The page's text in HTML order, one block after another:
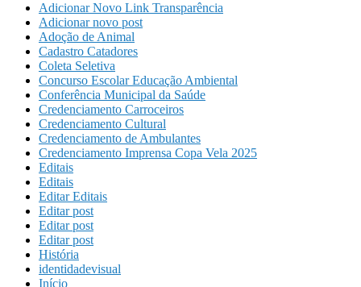
Adicionar Novo Link Transparência
Adicionar novo post
Adoção de Animal
Cadastro Catadores
Coleta Seletiva
Concurso Escolar Educação Ambiental
Conferência Municipal da Saúde
Credenciamento Carroceiros
Credenciamento Cultural
Credenciamento de Ambulantes
Credenciamento Imprensa Copa Vela 2025
Editais
Editais
Editar Editais
Editar post
Editar post
Editar post
História
identidadevisual
Início